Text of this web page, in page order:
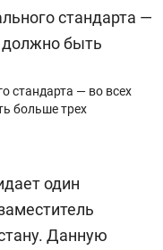
стандарта — во всех
больше трех
один
Данную